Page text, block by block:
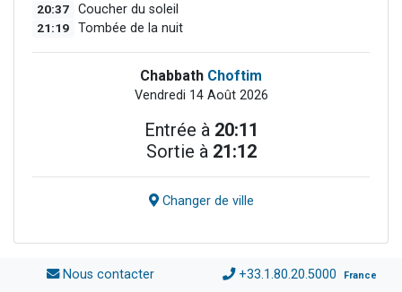
20:37 Coucher du soleil
21:19 Tombée de la nuit
Chabbath Choftim
Vendredi 14 Août 2026
Entrée à 20:11
Sortie à 21:12
Changer de ville
Nous contacter +33.1.80.20.5000 France